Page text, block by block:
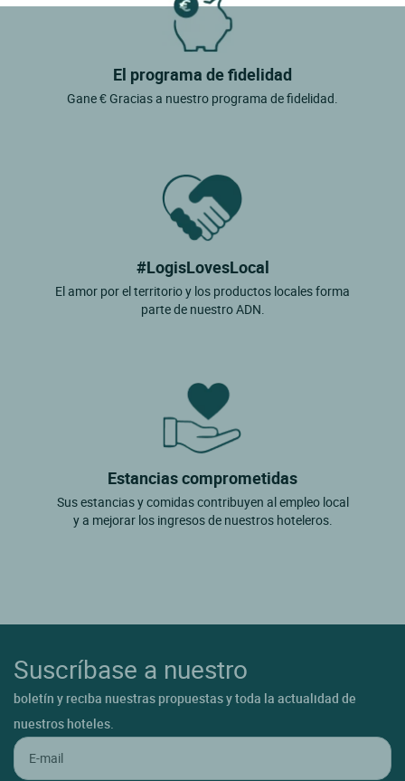
El programa de fidelidad
Gane € Gracias a nuestro programa de fidelidad.
#LogisLovesLocal
El amor por el territorio y los productos locales forma
parte de nuestro ADN.
Estancias comprometidas
Sus estancias y comidas contribuyen al empleo local
y a mejorar los ingresos de nuestros hoteleros.
Suscríbase a nuestro
boletín y reciba nuestras propuestas y toda la actualidad de
nuestros hoteles.